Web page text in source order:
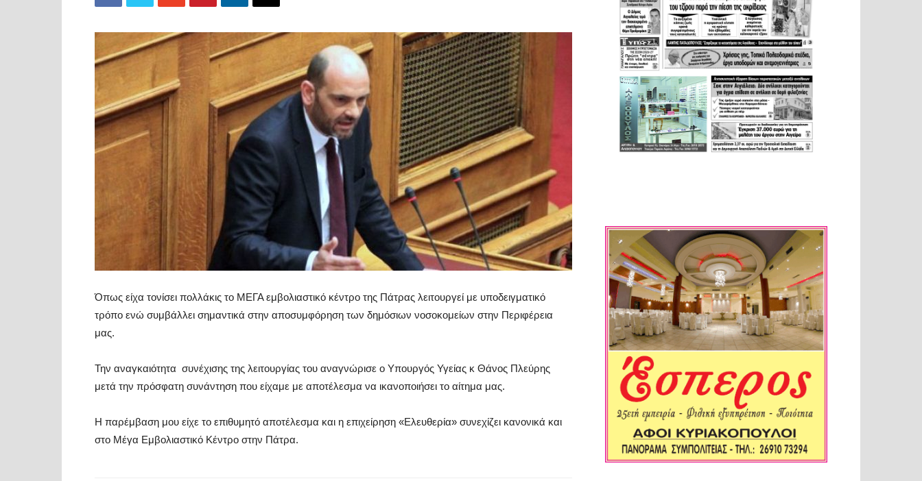
Όπως είχα τονίσει πολλάκις το MEΓΑ εμβολιαστικό κέντρο της Πάτρας λειτουργεί με υποδειγματικό
τρόπο ενώ συμβάλλει σημαντικά στην αποσυμφόρηση των δημόσιων νοσοκομείων στην Περιφέρεια
μας.
Την αναγκαιότητα συνέχισης της λειτουργίας του αναγνώρισε ο Υπουργός Υγείας κ Θάνος Πλεύρης
μετά την πρόσφατη συνάντηση που είχαμε με αποτέλεσμα να ικανοποιήσει το αίτημα μας.
Η παρέμβαση μου είχε το επιθυμητό αποτέλεσμα και η επιχείρηση «Ελευθερία» συνεχίζει κανονικά και
στο Μέγα Εμβολιαστικό Κέντρο στην Πάτρα.